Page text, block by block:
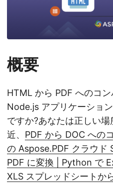
概要
HTML から PDF へのコ
Node.js アプリケーショ
ですか?あなたは正しい
近、 PDF から DOC への
の Aspose.PDF クラウド
PDF に変換 | Python で
XLS スプレッドシートか